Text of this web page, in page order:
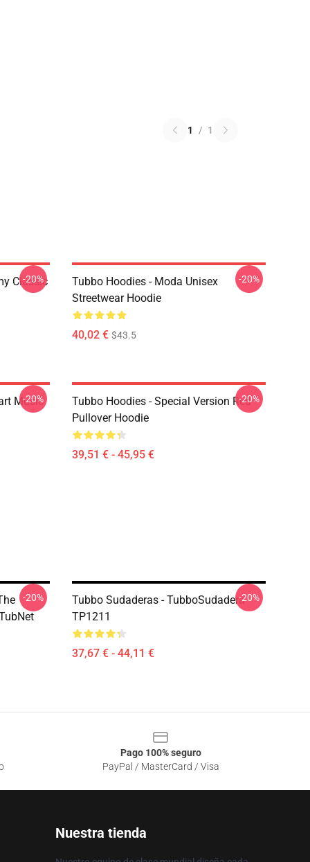
1 / 1
Classic
-20%
Tubbo Hoodies - Moda Unisex
Streetwear Hoodie
40,02 € $43.5
-20%
Music
-20%
Tubbo Hoodies - Special Version Red
Pullover Hoodie
39,51 € - 45,95 €
-20%
-20%
Tubbo Sudaderas - TubboSudadera
TP1211
37,67 € - 44,11 €
-20%
Pago 100% seguro
PayPal / MasterCard / Visa
Nuestra tienda